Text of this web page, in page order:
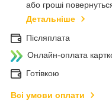
або гроші
Детальніше
Післяплата
Онлайн-оплата
Готівкою
Всі умови оплати